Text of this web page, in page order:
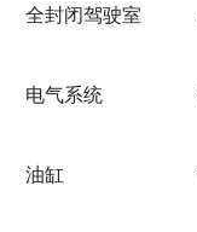
全封闭驾驶室
电气系统
油缸